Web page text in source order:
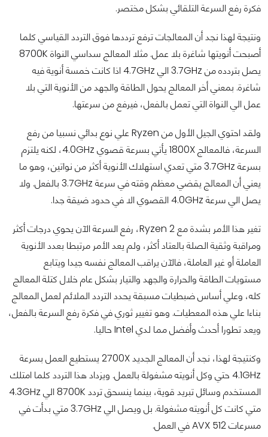
فكرة رفع السرعة التلقائي بشكل مختصر.
ونتيجة لهذا نجد أن المعالجات ترفع ترددها فوق التردد القياسي كلما
أصبحت أنويتها شاغرة بلا عمل. مثلا المعالج سداسي النواة 8700K
يصل بتردده من 3.7GHz الي 4.7GHz اذا كانت خمسة أنوية فيه
شاغرة. بمعني أخر المعالج يحول الطاقة والجهد من الأنوية التي بلا
عمل الي النواة التي تعمل بالفعل، فيرفع من سرعتها.
ولقد احتوي الجيل الأول من Ryzen علي نوع بدائي نسبيا من رفع
السرعة، فالمعالج 1800X يأتي بسرعة قصوي 4.0GHz، لكنه يلتزم
بسرعة 3.7GHz متي تعدي استهلاك الأنوية أكثر من نواتين، وهو ما
يعني أن المعالج يقضي معظم وقته في سرعة 3.7GHz بالفعل. ولا
يصل الي سرعة 4.0GHz القصوي الا في حدود ضيقة جدا.
تغير هذا الأمر بشدة مع Ryzen 2، رفع السرعة الآن يحوي درجات أكثر
ومراقبة وثقية الصلة بالعتاد أكثر، ولم يعد الأمر مرتبطا بعدد الأنوية
العاملة أو غير العاملة، فالآن يراقب المعالج نفسه جيدا ويتابع
مستويات الطاقة والحرارة والجهد والتيار بشكل عام خلال كتلة المعالج
كله، وعلي أساس ضبطيات مسبقة يحدد التردد الملائم لعمل المعالج
بناءا علي هذه المعطيات. وهو تغيير ثوري في فكرة رفع السرعة بالفعل،
ويعد تطورا أحدث وأفضل مما لدي Intel حاليا.
وكنتيجة لهذا، نجد أن المعالج الجديد 2700X يستطيع العمل بسرعة
4.1GHz حتي وكل أنويته مشغولة بالعمل. ويزداد هذا التردد كلما امتلك
المستخدم وسائل تبريد قوية، بينما ينسحق تردد 8700K الي 4.3GHz
متي كانت كل أنويته مشغولة. بل ويصل الي 3.7GHz متي بدأت في
مسرعات AVX 512 في العمل.